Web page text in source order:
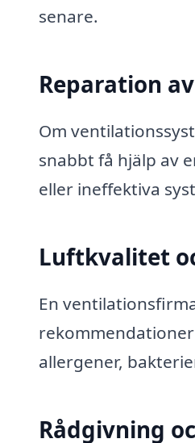
senare.
Reparation
Om
snabbt få hjälp av
eller ineffektiva
Luftkvalitet
En
allergener,
Rådgivning